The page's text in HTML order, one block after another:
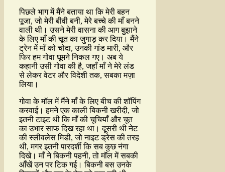
पिछले भाग में मैंने बताया था कि मेरी बहन
पूजा, जो मेरी बीवी बनी, मेरे बच्चे की माँ बनने
वाली थी। उसने मेरी वासना की आग बुझाने
के लिए माँ की चूत का जुगाड़ कर दिया। मैंने
ट्रेन में माँ को चोदा, उनकी गांड मारी, और
फिर हम गोवा घूमने निकल गए। अब ये
कहानी उसी गोवा की है, जहाँ माँ ने मेरे लंड
से लेकर वेटर और विदेशी तक, सबका मज़ा
लिया।
गोवा के मॉल में मैंने माँ के लिए बीच की शॉपिंग
करवाई। हमने एक काली बिकनी खरीदी, जो
इतनी टाइट थी कि माँ की चूचियाँ और चूत
का उभार साफ दिख रहा था। दूसरी थी नेट
की स्लीवलेस मिडी, जो नाइट ड्रेस की तरह
थी, मगर इतनी पारदर्शी कि सब कुछ नंगा
दिखे। माँ ने बिकनी पहनी, तो मॉल में सबकी
आँखें उन पर टिक गई। बिकनी बस उनके